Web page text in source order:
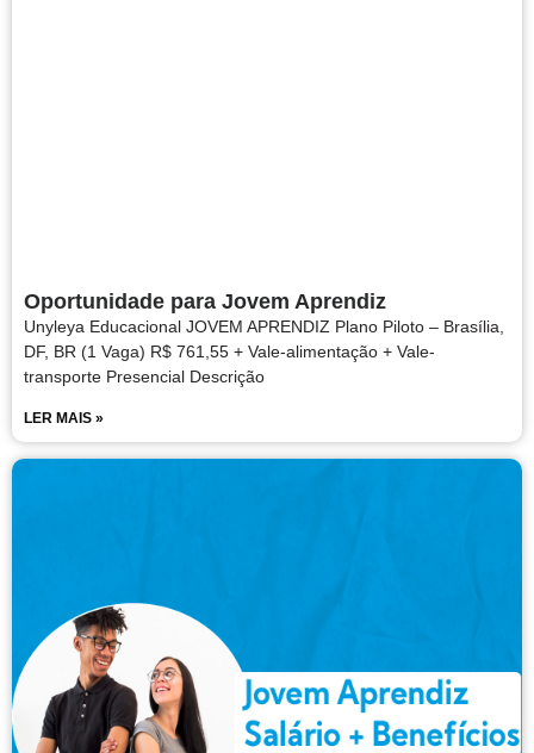
Oportunidade para Jovem Aprendiz
Unyleya Educacional JOVEM APRENDIZ Plano Piloto – Brasília,
DF, BR (1 Vaga) R$ 761,55 + Vale-alimentação + Vale-
transporte Presencial Descrição
LER MAIS »